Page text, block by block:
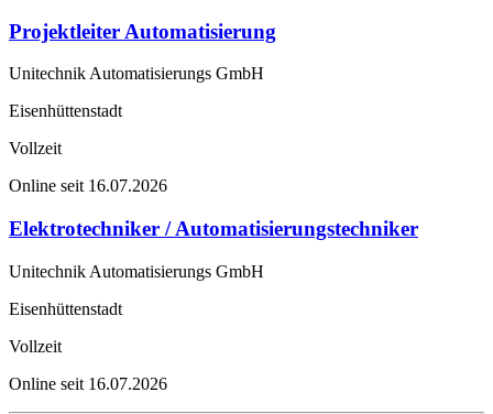
Projektleiter Automatisierung
Unitechnik Automatisierungs GmbH
Eisenhüttenstadt
Vollzeit
Online seit 16.07.2026
Elektrotechniker / Automatisierungstechniker
Unitechnik Automatisierungs GmbH
Eisenhüttenstadt
Vollzeit
Online seit 16.07.2026